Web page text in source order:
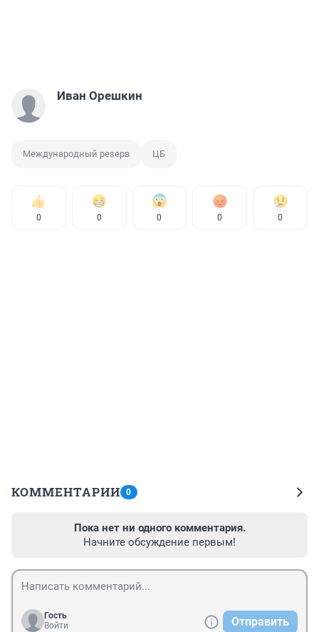
Иван Орешкин
Международный резерв ЦБ
0 0 0 0 0
КОММЕНТАРИИ 0
Пока нет ни одного комментария.
Начните обсуждение первым!
Гость
Войти
Отправить